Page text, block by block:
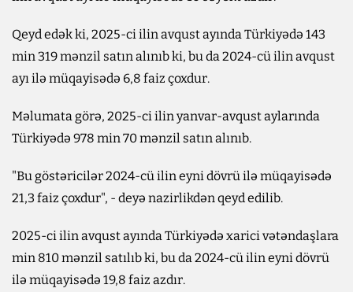
Qeyd edək ki, 2025-ci ilin avqust ayında Türkiyədə 143
min 319 mənzil satın alınıb ki, bu da 2024-cü ilin avqust
ayı ilə müqayisədə 6,8 faiz çoxdur.
Məlumata görə, 2025-ci ilin yanvar-avqust aylarında
Türkiyədə 978 min 70 mənzil satın alınıb.
"Bu göstəricilər 2024-cü ilin eyni dövrü ilə müqayisədə
21,3 faiz çoxdur", - deyə nazirlikdən qeyd edilib.
2025-ci ilin avqust ayında Türkiyədə xarici vətəndaşlara
min 810 mənzil satılıb ki, bu da 2024-cü ilin eyni dövrü
ilə müqayisədə 19,8 faiz azdır.